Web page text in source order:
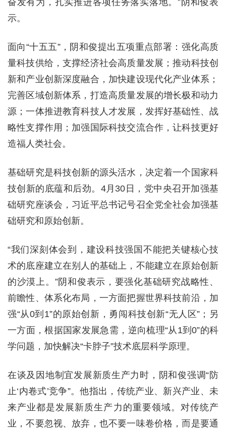
奋发有为，扎实推进各项任务落实落地。”阴和俊表
示。
面向“十五五”，阴和俊提出五项重点部署：强化高质
量科技供给，支撑经济社会高质量发展；推动科技创
新和产业创新深度融合，加快建设现代化产业体系；
完善区域创新体系，打造高质量发展的增长极和动力
源；一体推进教育科技人才发展，发挥好基础性、战
略性支撑作用；加强国际科技交流合作，让科技更好
造福人类社会。
基础研究是科技创新的源头活水，决定着一个国家科
技创新的底蕴和后劲。4月30日，党中央召开加强基
础研究座谈会，习近平总书记号召全党全社会加强基
础研究和原始创新。
“我们深刻体会到，建设科技强国不能把关键核心技
术的底座建立在别人的基础上，不能建立在原始创新
的沙漠上。”阴和俊表示，要强化基础研究战略性、
前瞻性、体系化布局，一方面把握世界科技前沿，加
强“从0到1”的原始创新，勇闯科技创新“无人区”；另
一方面，根据国家发展急需，逆向梳理“从1到0”的科
学问题，加快解决“卡脖子”技术底层科学原理。
在谈及因地制宜发展新质生产力时，阴和俊强调“防
止‘内卷式’竞争”。他指出，传统产业、新兴产业、未
来产业都是发展新质生产力的重要领域。对传统产
业，不要忽视、放弃，也不要一味卷价格，而是要通